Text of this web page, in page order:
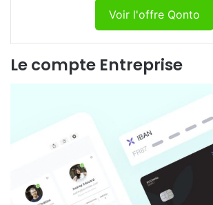
Voir l'offre Qonto
Le compte Entreprise